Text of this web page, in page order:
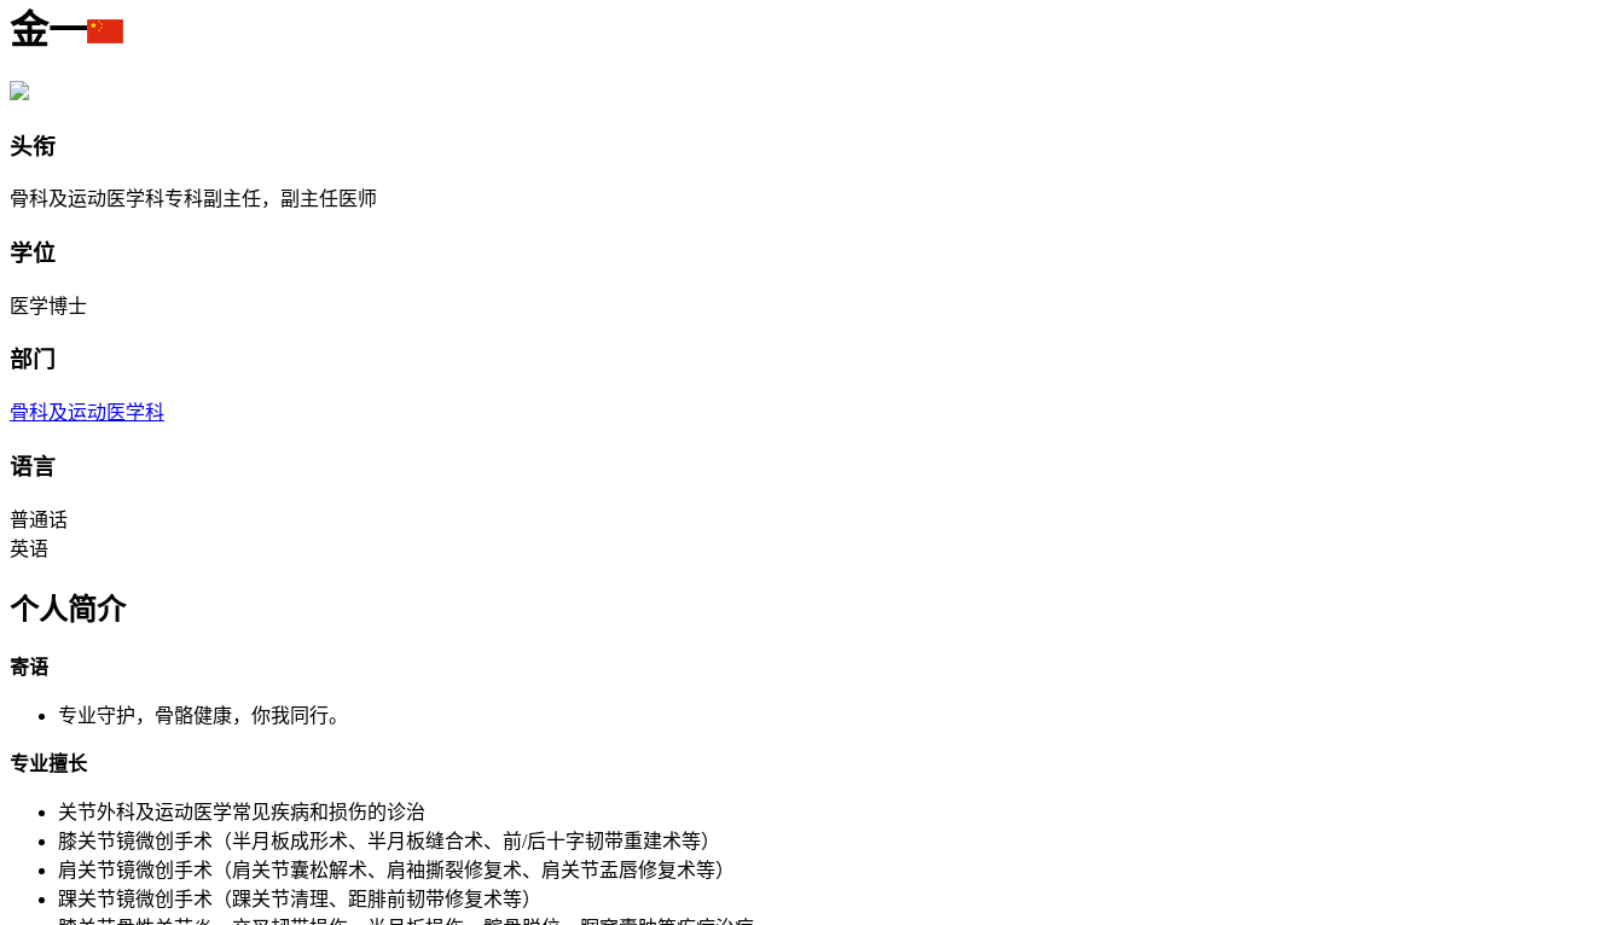
金一
头衔
骨科及运动医学科专科副主任，副主任医师
学位
医学博士
部门
骨科及运动医学科
语言
普通话
英语
个人简介
寄语
专业守护，骨骼健康，你我同行。
专业擅长
关节外科及运动医学常见疾病和损伤的诊治
膝关节镜微创手术（半月板成形术、半月板缝合术、前/后十字韧带重建术等）
肩关节镜微创手术（肩关节囊松解术、肩袖撕裂修复术、肩关节盂唇修复术等）
踝关节镜微创手术（踝关节清理、距腓前韧带修复术等）